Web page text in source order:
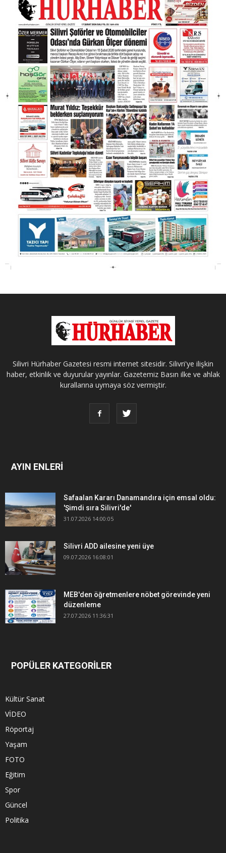
Silivri Hürhaber Gazetesi resmi internet sitesidir. Silivri'ye ilişkin
haber, etkinlik ve duyurular yayınlar. Gazetemiz Basın ilke ve ahlak
kurallarına uymaya söz vermiştir.
AYIN ENLERİ
Safaalan Kararı Danamandıra için emsal oldu:
'Şimdi sıra Silivri'de'
31.07.2026 14:00:05
Silivri ADD ailesine yeni üye
09.07.2026 16:08:01
MEB'den öğretmenlere nöbet görevinde yeni
düzenleme
27.07.2026 11:36:31
POPÜLER KATEGORİLER
Kültür Sanat
VİDEO
Röportaj
Yaşam
FOTO
Eğitim
Spor
Güncel
Politika